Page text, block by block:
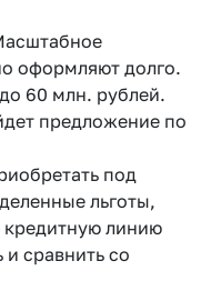
оформляют долго.
60 млн. рублей.
предложение по
под
льготы,
линию
сравнить со